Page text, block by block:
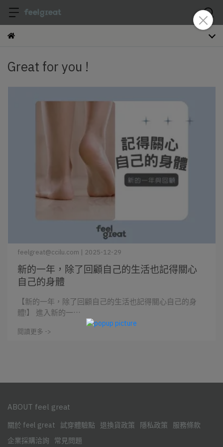
Great for you !
新的一年，除了回顧自己的生活也記得關心
自己的身體
feelgreat@ccilu.com | 2025-12-29
【新的一年，除了回顧自己的生活也記得關心自己的身
體!】 進入新的一⋯
閱讀更多 ->
ABOUT feel great
關於 feel great 試穿體驗點 退換貨政策 隱私政策
服務條款
企業採購洽詢
常見問題